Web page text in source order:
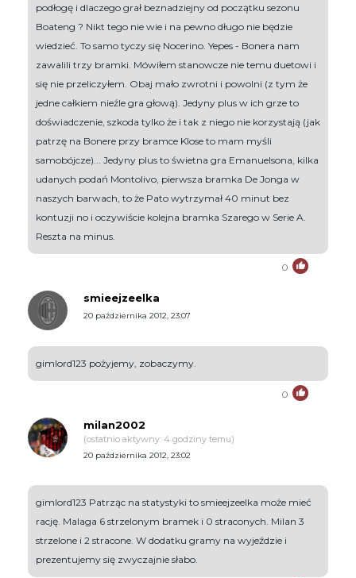
podłogę i dlaczego grał beznadziejny od początku sezonu
Boateng ? Nikt tego nie wie i na pewno długo nie będzie
wiedzieć. To samo tyczy się Nocerino. Yepes - Bonera nam
zawalili trzy bramki. Mówiłem stanowcze nie temu duetowi i
się nie przeliczyłem. Obaj mało zwrotni i powolni (z tym że
jedne całkiem nieźle gra głową). Jedyny plus w ich grze to
doświadczenie, szkoda tylko że i tak z niego nie korzystają (jak
patrzę na Bonere przy bramce Klose to mam myśli
samobójcze)... Jedyny plus to świetna gra Emanuelsona, kilka
udanych podań Montolivo, pierwsza bramka De Jonga w
naszych barwach, to że Pato wytrzymał 40 minut bez
kontuzji no i oczywiście kolejna bramka Szarego w Serie A.
Reszta na minus.
0
smieejzeelka
20 października 2012, 23:07
gimlord123 pożyjemy, zobaczymy.
0
milan2002
(ostatnio aktywny: 4 godziny temu)
20 października 2012, 23:02
gimlord123 Patrząc na statystyki to smieejzeelka może mieć
rację. Malaga 6 strzelonym bramek i 0 straconych. Milan 3
strzelone i 2 stracone. W dodatku gramy na wyjeździe i
prezentujemy się zwyczajnie słabo.